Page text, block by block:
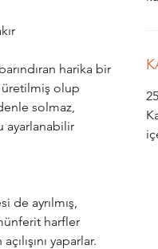
harika bir
olup
solmaz,
ayarlanabilir
de ayrılmış,
harfler
yaparlar.